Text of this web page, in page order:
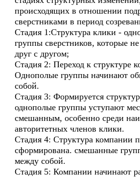
происходящих в отношении
сверстниками в период
Стадия 1:Структура клики -
группы сверстников, которые
друг с другом;
Стадия 2: Переход к структуре
Однополые группы начинают
собой.
Стадия 3: Формируется
однополые группы уступают
смешанным, особенно среди
авторитетных членов клики.
Стадия 4: Структура компании
сформирована. смешанные
между собой.
Стадия 5: Компании начинают